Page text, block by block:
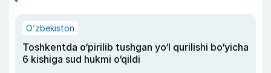
O‘zbekiston
Toshkentda o‘pirilib tushgan yo‘l qurilishi bo‘yicha
6 kishiga sud hukmi o‘qildi